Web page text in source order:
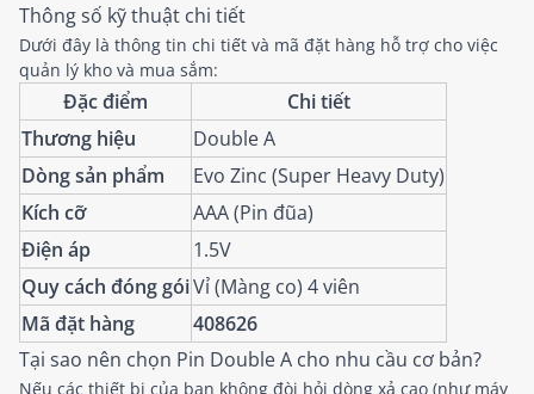
Thông số kỹ thuật chi tiết
Dưới đây là thông tin chi tiết và mã đặt hàng hỗ trợ cho việc
quản lý kho và mua sắm:
Đặc điểm
Chi tiết
Thương hiệu
Double A
Dòng sản phẩm
Evo Zinc (Super Heavy Duty)
Kích cỡ
AAA (Pin đũa)
Điện áp
1.5V
Quy cách đóng góiVỉ (Màng co) 4 viên
Mã đặt hàng
408626
Tại sao nên chọn Pin Double A cho nhu cầu cơ bản?
Nếu các thiết bị của bạn không đòi hỏi dòng xả cao (như máy